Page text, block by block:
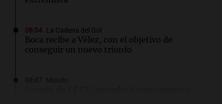
08:54 La Cadena del Gol
Boca recibe a Vélez, con el objetivo de
conseguir un nuevo triunfo